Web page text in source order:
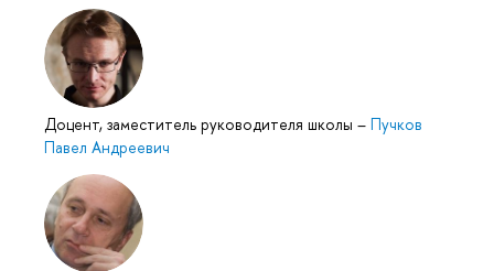
Доцент, заместитель руководителя школы – Пучков
Павел Андреевич